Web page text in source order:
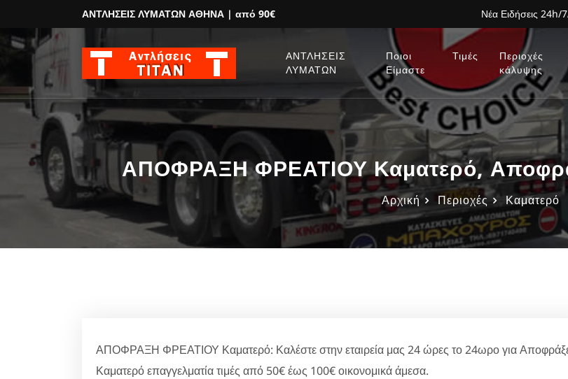
ΑΝΤΛΗΣΕΙΣ ΛΥΜΑΤΩΝ ΑΘΗΝΑ | από 90€ Νέα Ειδήσεις 24h/
ΑΝΤΛΗΣΕΙΣ
ΛΥΜΑΤΩΝ
Ποιοι
Είμαστε
Τιμές
Περιοχές
κάλυψης
ΑΠΟΦΡΑΞΗ ΦΡΕΑΤΙΟΥ Καματερό,
Αρχική Περιοχές Καματερό
ΑΠΟΦΡΑΞΗ ΦΡΕΑΤΙΟΥ Καματερό: Καλέστε στην εταιρεία μας 24 ώρες το 24ωρο για
Καματερό επαγγελματία τιμές από 50€ έως 100€ οικονομικά άμεσα.